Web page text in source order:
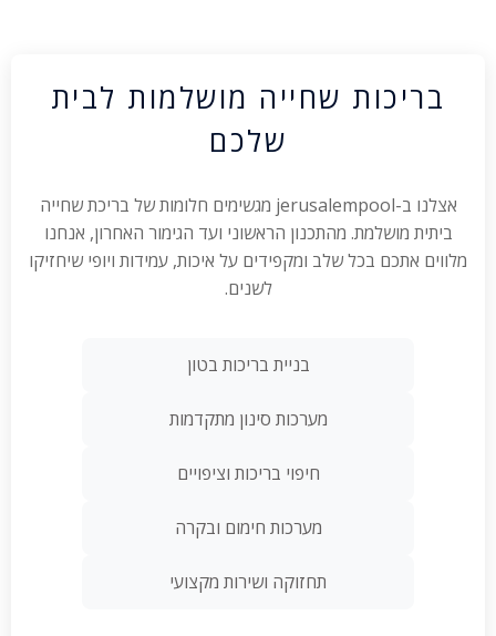
בריכות שחייה מושלמות לבית
שלכם
אצלנו ב-jerusalempool מגשימים חלומות של בריכת שחייה
ביתית מושלמת. מהתכנון הראשוני ועד הגימור האחרון, אנחנו
מלווים אתכם בכל שלב ומקפידים על איכות, עמידות ויופי שיחזיקו
לשנים.
בניית בריכות בטון
מערכות סינון מתקדמות
חיפוי בריכות וציפויים
מערכות חימום ובקרה
תחזוקה ושירות מקצועי